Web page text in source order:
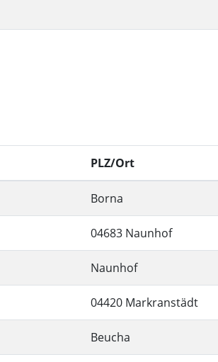
PLZ/Ort
Borna
04683 Naunhof
Naunhof
04420 Markranstädt
Beucha